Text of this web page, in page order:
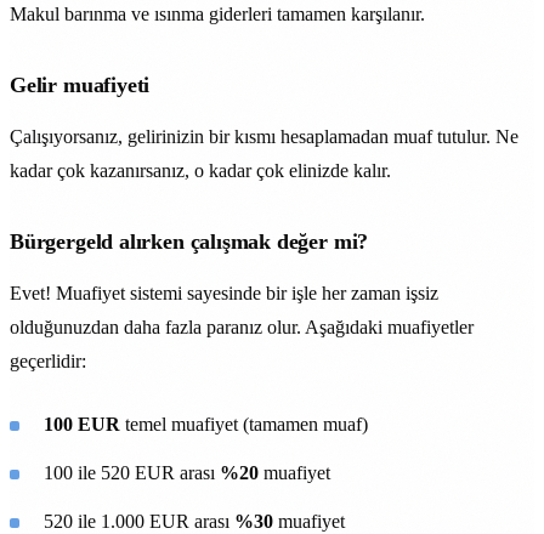
Makul barınma ve ısınma giderleri tamamen karşılanır.
Gelir muafiyeti
Çalışıyorsanız, gelirinizin bir kısmı hesaplamadan muaf tutulur. Ne
kadar çok kazanırsanız, o kadar çok elinizde kalır.
Bürgergeld alırken çalışmak değer mi?
Evet! Muafiyet sistemi sayesinde bir işle her zaman işsiz
olduğunuzdan daha fazla paranız olur. Aşağıdaki muafiyetler
geçerlidir:
100 EUR temel muafiyet (tamamen muaf)
100 ile 520 EUR arası %20 muafiyet
520 ile 1.000 EUR arası %30 muafiyet